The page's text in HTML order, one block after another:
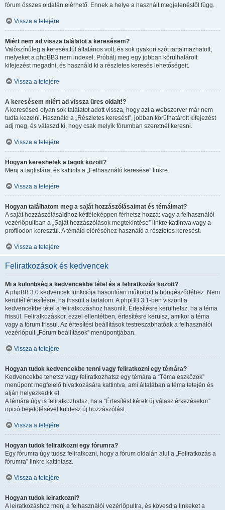
fórum összes oldalán elérhető. Ennek a helye a használt megjelenéstől függ.
Vissza a tetejére
Miért nem ad vissza találatot a keresésem?
Valószínűleg a keresés túl általános volt, és sok gyakori szót tartalmazhatott,
melyeket a phpBB3 nem indexel. Próbálj meg egy jobban körülhatárolt
kifejezést megadni, és használd ki a részletes keresés lehetőségeit.
Vissza a tetejére
A keresésem miért ad vissza üres oldalt!?
A keresésed olyan sok találatot adott vissza, hogy azt a webszerver már nem
tudta kezelni. Használd a „Részletes keresést”, jobban körülhatárolt kifejezést
adj meg, és válaszd ki, hogy csak melyik fórumban szeretnél keresni.
Vissza a tetejére
Hogyan kereshetek a tagok között?
Menj a taglistára, és kattints a „Felhasználó keresése” linkre.
Vissza a tetejére
Hogyan találhatom meg a saját hozzászólásaimat és témáimat?
A saját hozzászólásaidhoz kétféleképpen férhetsz hozzá: vagy a felhasználói
vezérlőpultban a „Saját hozzászólások megtekintése” linkre kattintva vagy a
profilodon keresztül. A témáid eléréséhez használd a részletes keresést.
Vissza a tetejére
Feliratkozások és kedvencek
Mi a különbség a kedvencekbe tétel és a feliratkozás között?
A phpBB 3.0 kedvencek funkciója hasonlóan működött a böngésződéhez. Nem
kerültél értesítésre, ha frissült a tartalom. A phpBB 3.1-ben viszont a
kedvencekbe tétel a feliratkozáshoz hasonlít. Értesítésre kerülhetsz, ha a téma
frissül. Feliratkozáskor, ezzel ellentétben, értesítésre kerülsz, amikor a téma
vagy a fórum frissül. Az értesítési beállítások testreszabhatóak a felhasználói
vezérlőpult „Fórum beállítások” menüpontjában.
Vissza a tetejére
Hogyan tudok kedvencekbe tenni vagy feliratkozni egy témára?
Kedvencekbe tehetsz vagy feliratkozhatsz egy témára a “Téma eszközök”
menüpont megfelelő hivatkozására kattintva, ami általában a téma tetején és
alján helyezkedik el.
A témára úgy is feliratkozhatsz, ha a “Értesítést kérek új válasz érkezésekor”
opció bejelölésével küldesz új hozzászólást.
Vissza a tetejére
Hogyan tudok feliratkozni egy fórumra?
Egy fórumra úgy tudsz feliratkozni, hogy a fórum oldalán alul a „Feliratkozás a
fórumra” linkre kattintasz.
Vissza a tetejére
Hogyan tudok leiratkozni?
A leiratkozáshoz menj a felhasználói vezérlőpultra, és kövesd a linkeket a